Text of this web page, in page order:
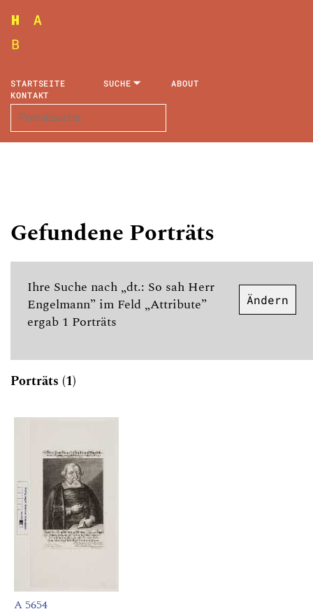
STARTSEITE SUCHE
ABOUT
KONTAKT
Gefundene Porträts
Ihre Suche nach „dt.: So sah Herr
Engelmann” im Feld „Attribute”
ergab 1 Porträts
Ändern
Porträts (1)
A 5654